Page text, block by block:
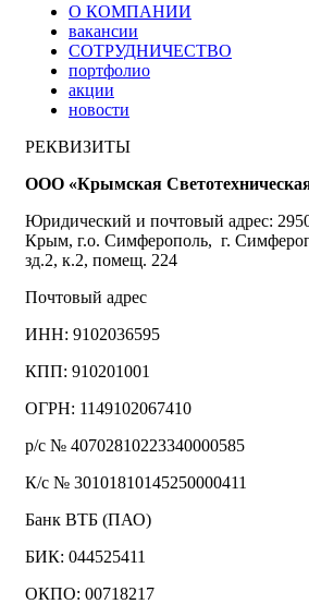
О КОМПАНИИ
вакансии
СОТРУДНИЧЕСТВО
портфолио
акции
новости
РЕКВИЗИТЫ
ООО «Крымская
Юридический и почтовый адрес:
Крым, г.о. Симферополь, г.
зд.2, к.2, помещ. 224
Почтовый адрес
ИНН: 9102036595
КПП: 910201001
ОГРН: 1149102067410
р/с № 40702810223340000585
К/с № 30101810145250000411
Банк ВТБ (ПАО)
БИК: 044525411
ОКПО: 00718217